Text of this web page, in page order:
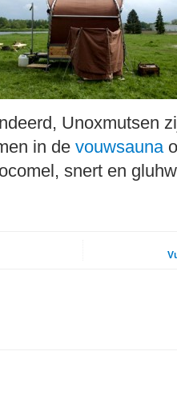
Unoxmutsen
in de vouwsauna
snert en